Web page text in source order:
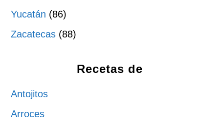
Yucatán (86)
Zacatecas (88)
Recetas de
Antojitos
Arroces